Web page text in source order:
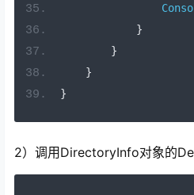
}
}
}
}
2）调用DirectoryInfo对象的